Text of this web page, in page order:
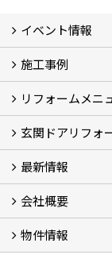
イベント情報
イベント予告
イベント報告
施工事例
フォトギャラ
BeforeAfter
お客様の声
リフォームメニ
リフォームの
窓リフォーム
玄関ドアリフ
キッチンリフ
浴室リフォーム
トイレリフォー
洗面リフォーム
マンションリ
収納リフォーム
カーポート工事
風除室工事
ウッドデッキ
エクステリア工
内装リフォーム
雨樋設置・修繕
外壁張替・塗装
エアコン取付
玄関ドアリフォ
玄関ドアリフォ
内窓交換・外
最新情報
補助金情報
各種キャンペー
会社概要
会社概要
コンセプト
アクセス
スタッフ紹介
スタッフブログ
プライバシーポ
アフターメンテ
お客様サポート
事業紹介
物件情報